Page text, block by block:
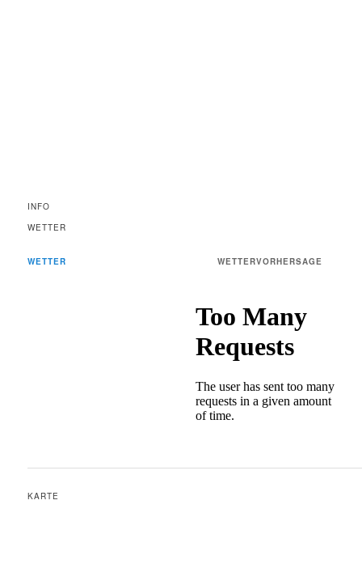
INFO
WETTER
WETTER WETTERVORHERSAGE
KARTE